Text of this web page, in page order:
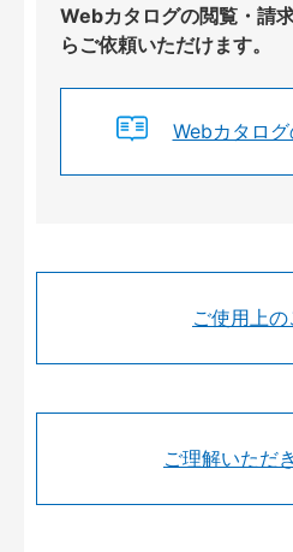
Webカタログの閲覧・請
らご依頼いただけます。
Webカタロ
ご使用上
ご理解いただ